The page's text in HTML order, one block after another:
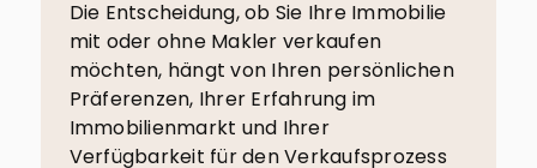
Die Entscheidung, ob Sie Ihre Immobilie
mit oder ohne Makler verkaufen
möchten, hängt von Ihren persönlichen
Präferenzen, Ihrer Erfahrung im
Immobilienmarkt und Ihrer
Verfügbarkeit für den Verkaufsprozess